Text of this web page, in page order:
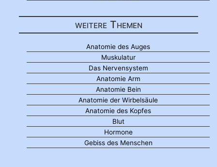
weitere Themen
Anatomie des Auges
Muskulatur
Das Nervensystem
Anatomie Arm
Anatomie Bein
Anatomie der Wirbelsäule
Anatomie des Kopfes
Blut
Hormone
Gebiss des Menschen